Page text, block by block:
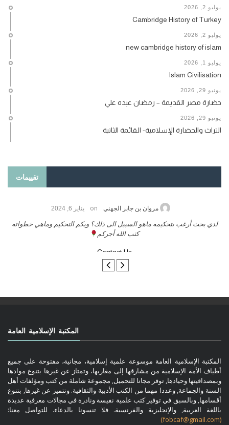
يوليو 2, 2026
Cambridge History of Turkey
يوليو 2, 2026
new cambridge history of islam
يوليو 1, 2026
Islam Civilisation
يونيو 29, 2026
حضارة مصر القديمة – رمضان عبده علي
يونيو 29, 2026
التراث والحضارة الإسلامية- القائمة الثانية
تقييمات
لدي بحث أرغب بتحكيمه ماهو
يناير 25, 2026
الله وبركاتة أرغب بنشر كتابي معكم
المكتبة الإسلامية العامة
المكتبة الإسلامية العامة موسوعة علمية إسلامية، مجانية، مفتوحة على جميع
أطياف الأمة الإسلامية من مشارقها إلى مغاربها، وتمتاز عن غيرها بتنوع موادها
وبمصداقيتها وحيادها, توفر مجانا للتحميل, مجموعة شاملة من كتب ومؤلفات أهل
السنة والجماعة, وعددا مهما من الكتب الأدبية والثقافية. وتتميز عن غيرها, بتنوع
أقسامها, وبالسبق في توفير كتب علمية نفيسة ونادرة في مجالات معرفية عديدة
باللغة العربية, والإنجليزية والفرنسية. فلا تنسونا بالدعاء. للتواصل معنا:
(fobcaf@gmail.com)